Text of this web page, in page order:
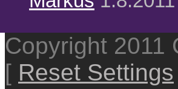
Copyright 2011
[ Reset Settings